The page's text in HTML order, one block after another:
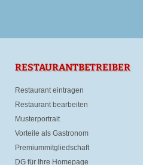
RESTAURANTBETREIBER
Restaurant eintragen
Restaurant bearbeiten
Musterportrait
Vorteile als Gastronom
Premiummitgliedschaft
DG für Ihre Homepage